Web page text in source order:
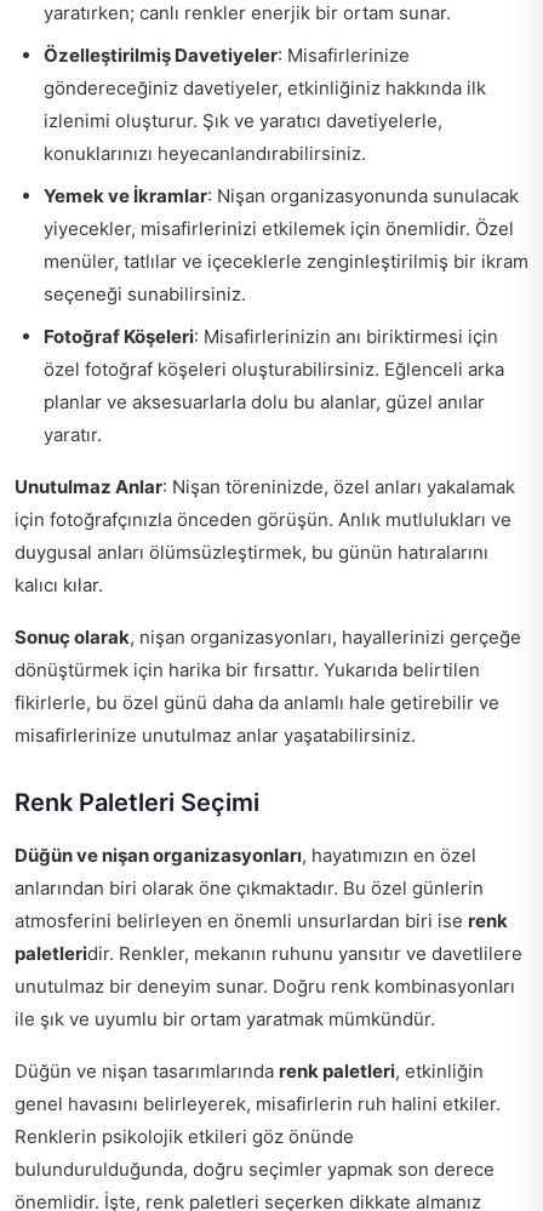
yaratırken; canlı renkler enerjik bir ortam sunar.
Özelleştirilmiş Davetiyeler: Misafirlerinize
göndereceğiniz davetiyeler, etkinliğiniz hakkında ilk
izlenimi oluşturur. Şık ve yaratıcı davetiyelerle,
konuklarınızı heyecanlandırabilirsiniz.
Yemek ve İkramlar: Nişan organizasyonunda sunulacak
yiyecekler, misafirlerinizi etkilemek için önemlidir. Özel
menüler, tatlılar ve içeceklerle zenginleştirilmiş bir ikram
seçeneği sunabilirsiniz.
Fotoğraf Köşeleri: Misafirlerinizin anı biriktirmesi için
özel fotoğraf köşeleri oluşturabilirsiniz. Eğlenceli arka
planlar ve aksesuarlarla dolu bu alanlar, güzel anılar
yaratır.
Unutulmaz Anlar: Nişan töreninizde, özel anları yakalamak
için fotoğrafçınızla önceden görüşün. Anlık mutlulukları ve
duygusal anları ölümsüzleştirmek, bu günün hatıralarını
kalıcı kılar.
Sonuç olarak, nişan organizasyonları, hayallerinizi gerçeğe
dönüştürmek için harika bir fırsattır. Yukarıda belirtilen
fikirlerle, bu özel günü daha da anlamlı hale getirebilir ve
misafirlerinize unutulmaz anlar yaşatabilirsiniz.
Renk Paletleri Seçimi
Düğün ve nişan organizasyonları, hayatımızın en özel
anlarından biri olarak öne çıkmaktadır. Bu özel günlerin
atmosferini belirleyen en önemli unsurlardan biri ise renk
paletleridir. Renkler, mekanın ruhunu yansıtır ve davetlilere
unutulmaz bir deneyim sunar. Doğru renk kombinasyonları
ile şık ve uyumlu bir ortam yaratmak mümkündür.
Düğün ve nişan tasarımlarında renk paletleri, etkinliğin
genel havasını belirleyerek, misafirlerin ruh halini etkiler.
Renklerin psikolojik etkileri göz önünde
bulundurulduğunda, doğru seçimler yapmak son derece
önemlidir. İşte, renk paletleri seçerken dikkate almanız